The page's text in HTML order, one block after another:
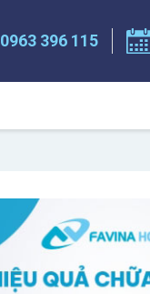
0963 396 115